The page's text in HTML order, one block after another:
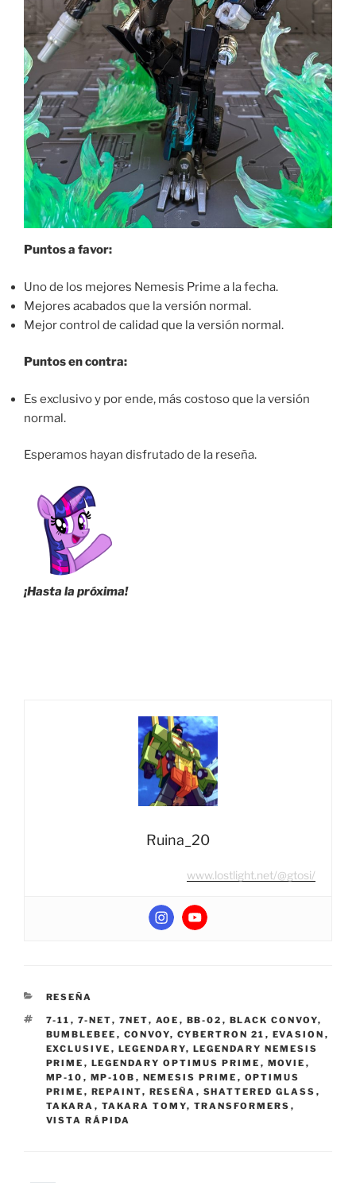
Puntos a favor:
Uno de los mejores Nemesis Prime a la fecha.
Mejores acabados que la versión normal.
Mejor control de calidad que la versión normal.
Puntos en contra:
Es exclusivo y por ende, más costoso que la versión
normal.
Esperamos hayan disfrutado de la reseña.
¡Hasta la próxima!
Ruina_20
www.lostlight.net/@gtosi/
CATEGORIES
RESEÑA
TAGS
7-11 , 7-NET, 7NET, AOE , BB-02 , BLACK CONVOY,
BUMBLEBEE , CONVOY, CYBERTRON 21 , EVASION ,
EXCLUSIVE , LEGENDARY, LEGENDARY NEMESIS
PRIME , LEGENDARY OPTIMUS PRIME , MOVIE ,
MP-10 , MP-10B , NEMESIS PRIME , OPTIMUS
PRIME , REPAINT, RESEÑA , SHATTERED GLASS ,
TAKARA , TAKARA TOMY, TRANSFORMERS ,
VISTA RÁPIDA